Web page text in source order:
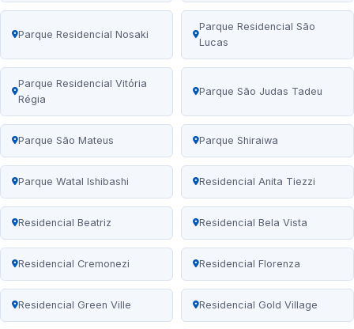
Parque Residencial Nosaki
Parque Residencial São
Lucas
Parque Residencial Vitória
Régia
Parque São Judas Tadeu
Parque São Mateus Parque Shiraiwa
Parque Watal Ishibashi Residencial Anita Tiezzi
Residencial Beatriz Residencial Bela Vista
Residencial Cremonezi Residencial Florenza
Residencial Green Ville Residencial Gold Village